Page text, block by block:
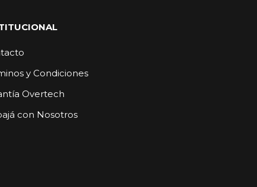
y Condiciones
Overtech
con Nosotros